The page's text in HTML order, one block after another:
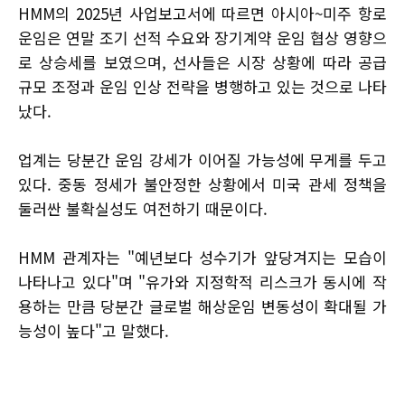
HMM의 2025년 사업보고서에 따르면 아시아~미주 항로
운임은 연말 조기 선적 수요와 장기계약 운임 협상 영향으
로 상승세를 보였으며, 선사들은 시장 상황에 따라 공급
규모 조정과 운임 인상 전략을 병행하고 있는 것으로 나타
났다.
업계는 당분간 운임 강세가 이어질 가능성에 무게를 두고
있다. 중동 정세가 불안정한 상황에서 미국 관세 정책을
둘러싼 불확실성도 여전하기 때문이다.
HMM 관계자는 "예년보다 성수기가 앞당겨지는 모습이
나타나고 있다"며 "유가와 지정학적 리스크가 동시에 작
용하는 만큼 당분간 글로벌 해상운임 변동성이 확대될 가
능성이 높다"고 말했다.